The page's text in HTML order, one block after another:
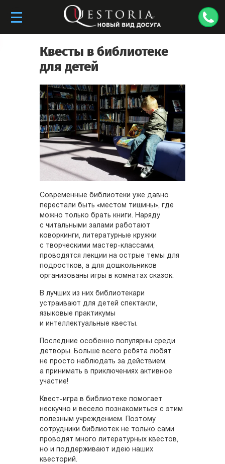
Квесты в библиотеке
для детей
Современные библиотеки уже давно
перестали быть «местом тишины», где
можно только брать книги. Наряду
с читальными залами работают
коворкинги, литературные кружки
с творческими мастер-классами,
проводятся лекции на острые темы для
подростков, а для дошкольников
организованы игры в комнатах сказок.
В лучших из них библиотекари
устраивают для детей спектакли,
языковые практикумы
и интеллектуальные квесты.
Последние особенно популярны среди
детворы. Больше всего ребята любят
не просто наблюдать за действием,
а принимать в приключениях активное
участие!
Квест-игра в библиотеке помогает
нескучно и весело познакомиться с этим
полезным учреждением. Поэтому
сотрудники библиотек не только сами
проводят много литературных квестов,
но и поддерживают идею наших
квесторий.